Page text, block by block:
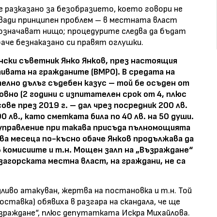
за безобразието, което говори не
принципен проблем – в местната власт
нищо; процедурите следва да бъдат
безнаказано си правят оглушки.
съветник Янко Янков, през настоящия
на гражданите (ВМРО). В средата на
дълъг съдебен казус – той бе осъден от
(2 години с изпитателен срок от 4, плюс
през 2019 г. – дал чрез посредник 200 лв.
лв., като сметката била по 40 лв. на 50 души.
при такава присъда пълномощията
месеца по-късно обаче Янков продължава да
и т.н. Мощен залп на „Възраждане“
местна власт, на граждани, не са
атакуван, жертва на постановка и т.н. Той
обявиха в разгара на скандала, че ще
плюс депутатката Искра Михайлова.